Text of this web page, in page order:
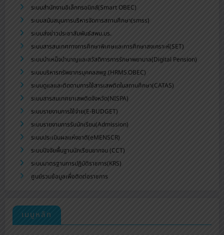
ระบบสำนักงานอิเล็กทรอนิกส์(Smart OBEC)
ระบบสนับสนุนการบริหารจัดการสถานศึกษา(smss)
ระบบส่งข่าวประชาสัมพันธ์สพม.บร.
ระบบสารสนเทศทางการศึกษาพิเศษและการศึกษาสงเคราะห์(SET)
ระบบบำเหน็จบำนาญและสวัสดิการการรักษาพยาบาล(Digital Pension)
ระบบบริหารทรัพยากรบุคคลสพฐ.(HRMS.OBEC)
ระบบดูแลและติดตามการใช้สารเสพติดในสถานศึกษา(CATAS)
ระบบสารสนเทศยาเสพติดจังหวัด(NISPA)
ระบบรายงานการใช้จ่าย(E-BUDGET)
ระบบรายงานการรับนักเรียน(Admission)
ระบบประเมินผลแห่งชาติ(eMENSCR)
ระบบปัจจัยพื้นฐานนักเรียนยากจน (CCT)
ระบบมาตรฐานการปฏิบัติราชการ(KRS)
ศูนย์รวมข้อมูลเพื่อติดต่อราชการ
เมนูหลัก